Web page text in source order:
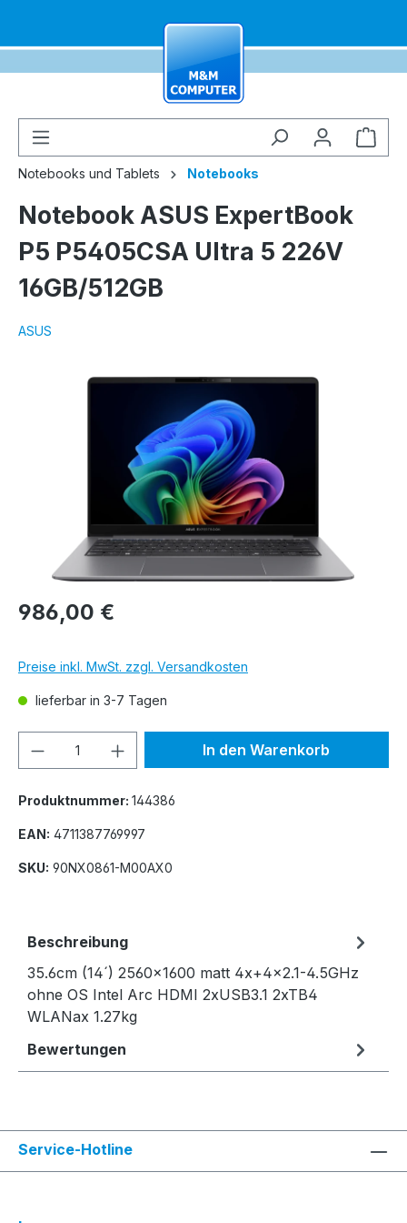
Notebooks und Tablets Notebooks
Notebook ASUS ExpertBook
P5 P5405CSA Ultra 5 226V
16GB/512GB
ASUS
Bildergalerie überspringen
986,00 €
Preise inkl. MwSt. zzgl. Versandkosten
lieferbar in 3-7 Tagen
Produkt Anzahl: Gib denIn den Warenkorb
Produktnummer: 144386
EAN: 4711387769997
SKU: 90NX0861-M00AX0
Beschreibung
35.6cm (14´) 2560x1600 matt 4x+4x2.1-4.5GHz
ohne OS Intel Arc HDMI 2xUSB3.1 2xTB4
WLANax 1.27kg
Bewertungen
Service-Hotline